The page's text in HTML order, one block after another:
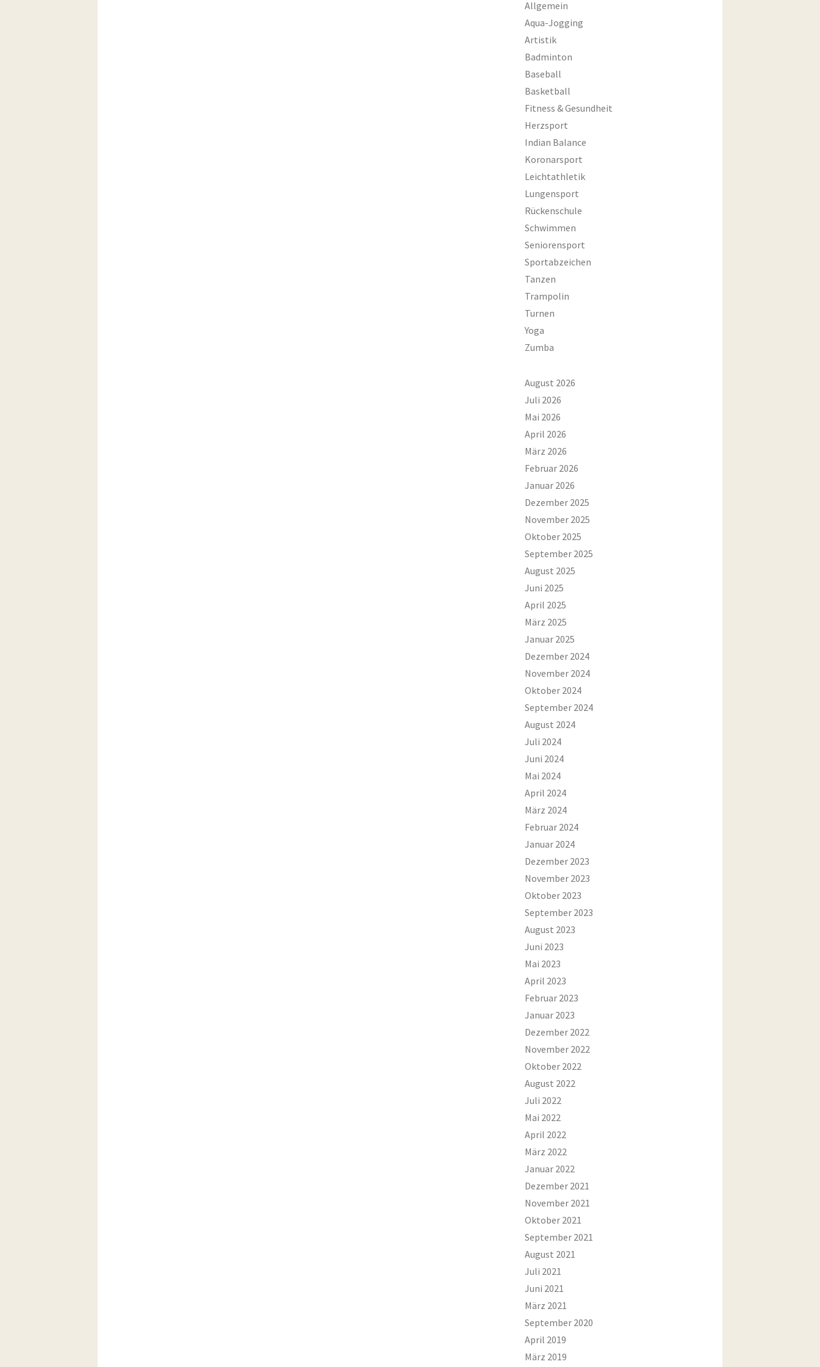
Allgemein
Aqua-Jogging
Artistik
Badminton
Baseball
Basketball
Fitness & Gesundheit
Herzsport
Indian Balance
Koronarsport
Leichtathletik
Lungensport
Rückenschule
Schwimmen
Seniorensport
Sportabzeichen
Tanzen
Trampolin
Turnen
Yoga
Zumba
August 2026
Juli 2026
Mai 2026
April 2026
März 2026
Februar 2026
Januar 2026
Dezember 2025
November 2025
Oktober 2025
September 2025
August 2025
Juni 2025
April 2025
März 2025
Januar 2025
Dezember 2024
November 2024
Oktober 2024
September 2024
August 2024
Juli 2024
Juni 2024
Mai 2024
April 2024
März 2024
Februar 2024
Januar 2024
Dezember 2023
November 2023
Oktober 2023
September 2023
August 2023
Juni 2023
Mai 2023
April 2023
Februar 2023
Januar 2023
Dezember 2022
November 2022
Oktober 2022
August 2022
Juli 2022
Mai 2022
April 2022
März 2022
Januar 2022
Dezember 2021
November 2021
Oktober 2021
September 2021
August 2021
Juli 2021
Juni 2021
März 2021
September 2020
April 2019
März 2019